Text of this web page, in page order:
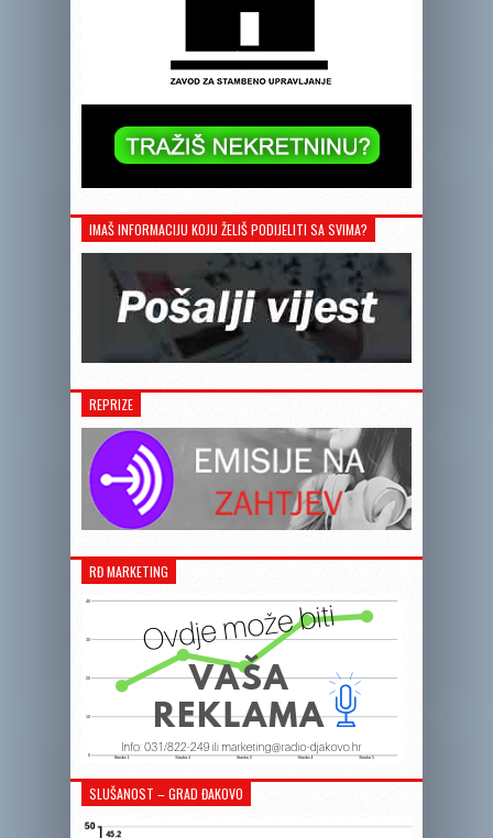
IMAŠ INFORMACIJU KOJU ŽELIŠ PODIJELITI SA SVIMA?
REPRIZE
RĐ MARKETING
SLUŠANOST – GRAD ĐAKOVO